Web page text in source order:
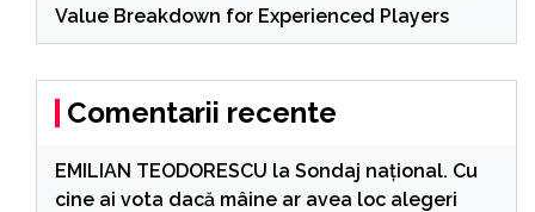
Value Breakdown for Experienced Players
Comentarii recente
EMILIAN TEODORESCU la Sondaj național. Cu
cine ai vota dacă mâine ar avea loc alegeri